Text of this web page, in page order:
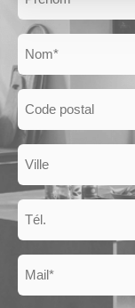
Nom
Code
postal
Ville
Téléphone
Mail